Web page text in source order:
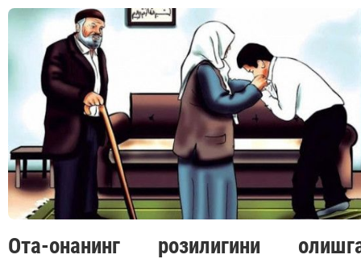
Ота-онанинг розилигини